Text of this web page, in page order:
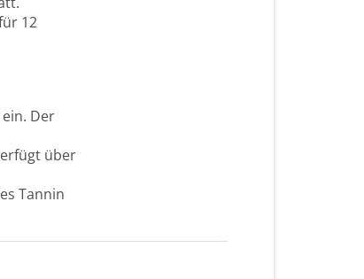
12
Der
über
Tannin